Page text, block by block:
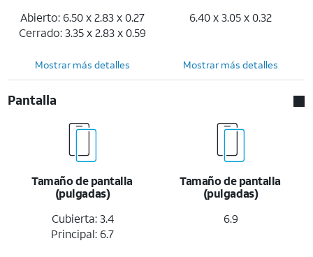
Abierto: 6.50 x 2.83 x 0.27
Cerrado: 3.35 x 2.83 x 0.59
6.40 x 3.05 x 0.32
Mostrar más detalles Mostrar más detalles
Pantalla
Tamaño de pantalla
(pulgadas)
Cubierta: 3.4
Principal: 6.7
Tamaño de pantalla
(pulgadas)
6.9